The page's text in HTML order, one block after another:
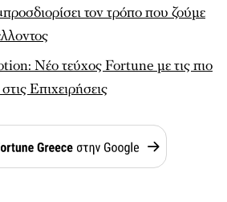
τον τρόπο που ζούμε
Νέο τεύχος Fortune με τις πιο
Επιχειρήσεις